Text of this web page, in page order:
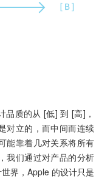
品质的从 [低] 到 [高]，
对立的，而中间而连续
能靠着几对关系将所有
我们通过对产品的分析
界，Apple 的设计只是